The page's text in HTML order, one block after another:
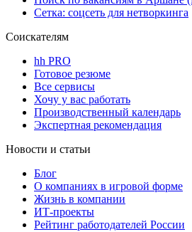
Сетка: соцсеть для нетворкинга
Соискателям
hh PRO
Готовое резюме
Все сервисы
Хочу у вас работать
Производственный календарь
Экспертная рекомендация
Новости и статьи
Блог
О компаниях в игровой форме
Жизнь в компании
ИТ-проекты
Рейтинг работодателей России